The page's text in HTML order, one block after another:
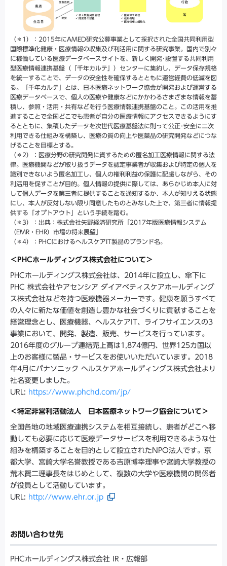
（＊1）：2015年にAMED研究公募事業として採択された全国共同利用型
国際標準化健康・医療情報の収集及び利活用に関する研究事業。国内で別々
に稼働している医療データベースサイトを、新しく開発･設置する共同利用
型医療情報連携基盤（「千年カルテ」）センターに集約し、データ保存規格
を統一することで、データの安全性を確保するとともに運営経費の低減を図
る。「千年カルテ」とは、日本医療ネットワーク協会が開発および運営する
医療データベースで、個人の医療や健康などにかかわるさまざまな情報を蓄
積し、参照・活用・共有などを行う医療情報連携基盤のこと。この活用を推
進することで全国どこでも患者が自分の医療情報にアクセスできるようにす
るとともに、集積したデータを次世代医療基盤法に則って公正･安全に二次
利用できる仕組みを構築し、医療の質の向上や医薬品の研究開発などにつな
げることを目標とする。
（＊2）：医療分野の研究開発に資するための匿名加工医療情報に関する法
律。医療機関などが取り扱うデータを認定事業者が収集および特定の個人を
識別できないよう匿名加工し、個人の権利利益の保護に配慮しながら、その
利活用を促すことが目的。個人情報の提供に際しては、あらかじめ本人に対
して個人データを第三者に提供することを通知するか、本人が知りえる状態
にし、本人が反対しない限り同意したものとみなした上で、第三者に情報提
供する「オプトアウト」という手続を踏む。
（＊3）：出典：株式会社矢野経済研究所「2017年版医療情報システム
（EMR・EHR）市場の将来展望」
（＊4）：PHCにおけるヘルスケアIT製品のブランド名。
＜PHCホールディングス株式会社について＞
PHCホールディングス株式会社は、2014年に設立し、傘下に
PHC 株式会社やアセンシア ダイアベティスケアホールディング
ス株式会社などを持つ医療機器メーカーです。健康を願うすべて
の人々に新たな価値を創造し豊かな社会づくりに貢献することを
経営理念とし、医療機器、ヘルスケアIT、ライフサイエンスの3
事業において、開発、製造、販売、サービスを行っています。
2016年度のグループ連結売上高は1,874億円、世界125カ国以
上のお客様に製品・サービスをお使いいただいています。2018
年4月にパナソニック ヘルスケアホールディングス株式会社より
社名変更しました。
URL: https://www.phchd.com/jp/
＜特定非営利活動法人 日本医療ネットワーク協会について＞
全国各地の地域医療連携システムを相互接続し、患者がどこへ移
動しても必要に応じて医療データサービスを利用できるような仕
組みを構築することを目的として設立されたNPO法人です。京
都大学、宮崎大学名誉教授である吉原博幸理事や宮崎大学教授の
荒木賢二理事長をはじめとして、複数の大学や医療機関の関係者
が役員として活動しています。
URL: http://www.ehr.or.jp
お問い合わせ先
PHCホールディングス株式会社 IR・広報部